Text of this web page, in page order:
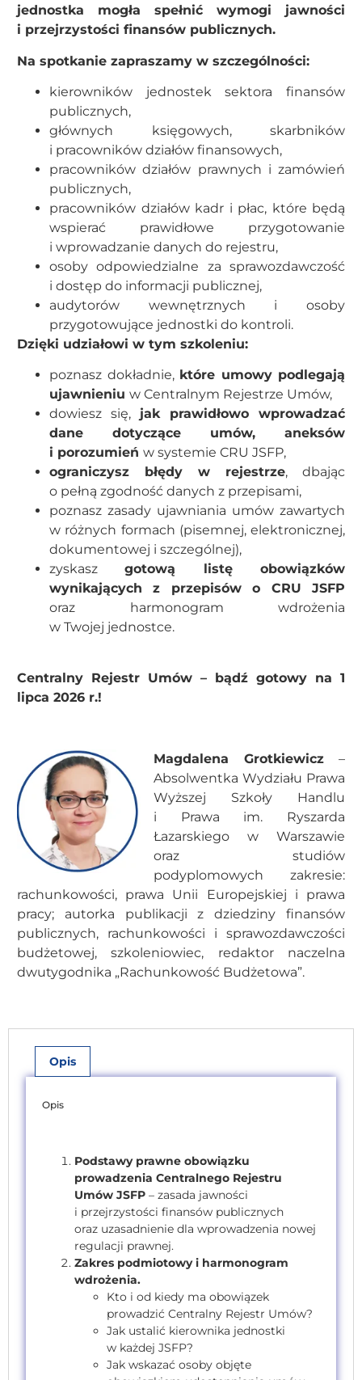
jednostka mogła spełnić wymogi jawności
i przejrzystości finansów publicznych.
Na spotkanie zapraszamy w szczególności:
kierowników jednostek sektora finansów
publicznych,
głównych księgowych, skarbników
i pracowników działów finansowych,
pracowników działów prawnych i zamówień
publicznych,
pracowników działów kadr i płac, które będą
wspierać prawidłowe przygotowanie
i wprowadzanie danych do rejestru,
osoby odpowiedzialne za sprawozdawczość
i dostęp do informacji publicznej,
audytorów wewnętrznych i osoby
przygotowujące jednostki do kontroli.
Dzięki udziałowi w tym szkoleniu:
poznasz dokładnie, które umowy podlegają
ujawnieniu w Centralnym Rejestrze Umów,
dowiesz się, jak prawidłowo wprowadzać
dane dotyczące umów, aneksów
i porozumień w systemie CRU JSFP,
ograniczysz błędy w rejestrze, dbając
o pełną zgodność danych z przepisami,
poznasz zasady ujawniania umów zawartych
w różnych formach (pisemnej, elektronicznej,
dokumentowej i szczególnej),
zyskaszgotową listę obowiązków
wynikających z przepisów o CRU JSFP
oraz harmonogram wdrożenia
w Twojej jednostce.
Centralny Rejestr Umów – bądź gotowy na 1
lipca 2026 r.!
Magdalena Grotkiewicz –
Absolwentka Wydziału Prawa
Wyższej Szkoły Handlu
i Prawa im. Ryszarda
Łazarskiego w Warszawie
oraz studiów
podyplomowych zakresie:
rachunkowości, prawa Unii Europejskiej i prawa
pracy; autorka publikacji z dziedziny finansów
publicznych, rachunkowości i sprawozdawczości
budżetowej, szkoleniowiec, redaktor naczelna
dwutygodnika „Rachunkowość Budżetowa”.
Opis
Opis
Podstawy prawne obowiązku
prowadzenia Centralnego Rejestru
Umów JSFP – zasada jawności
i przejrzystości finansów publicznych
oraz uzasadnienie dla wprowadzenia nowej
regulacji prawnej.
Zakres podmiotowy i harmonogram
wdrożenia.
Kto i od kiedy ma obowiązek
prowadzić Centralny Rejestr Umów?
Jak ustalić kierownika jednostki
w każdej JSFP?
Jak wskazać osoby objęte